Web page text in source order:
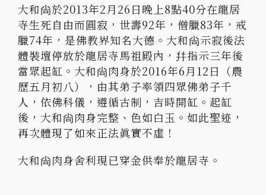
大和尙於2013年2月26日晚上8點40分在龍居
寺生死自由而圓寂，世壽92年，僧臘83年，戒
臘74年，是佛教界知名大德。大和尙示寂後法
體裝壇停放於龍居寺馬祖殿內，幷指示三年後
當眾起缸。大和尙肉身於2016年6月12日（農
歷五月初八），由其弟子率領四眾佛弟子千
人，依佛科儀，遵循古制，吉時開缸。起缸
後，大和尙肉身完整、色如白玉。如此聖迹，
再次體現了如來正法眞實不虛！
大和尙肉身舍利現已穿金供奉於龍居寺。